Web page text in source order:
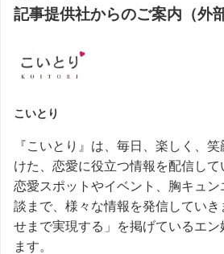
記事提供社からのご案内（外
こいとり
『こいとり』は、毎日、楽しく、
けた、恋愛に役立つ情報を配信して
恋愛スポットやイベント、胸キュ
談まで、様々な情報を発信してい
せまで実現する」を掲げているエン
ます。